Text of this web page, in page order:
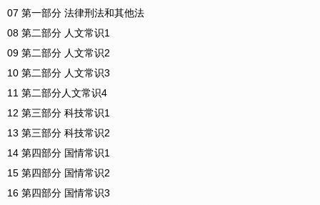
07 第一部分 法律刑法和其他法
08 第二部分 人文常识1
09 第二部分 人文常识2
10 第二部分 人文常识3
11 第二部分人文常识4
12 第三部分 科技常识1
13 第三部分 科技常识2
14 第四部分 国情常识1
15 第四部分 国情常识2
16 第四部分 国情常识3